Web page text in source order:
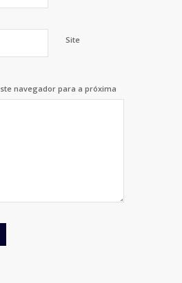
Site
navegador para a próxima